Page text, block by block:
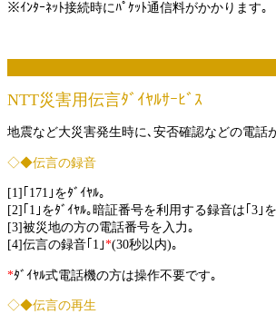
※ｲﾝﾀｰﾈｯﾄ接続時にﾊﾟｹｯﾄ通信料がかかります｡
NTT災害用伝言ﾀﾞｲﾔﾙｻｰﾋﾞｽ
地震など大災害発生時に､安否確認などの電話
◇◆伝言の録音
[1]｢171｣をﾀﾞｲﾔﾙ｡
[2]｢1｣をﾀﾞｲﾔﾙ｡暗証番号を利用する録音は｢3｣を
[3]被災地の方の電話番号を入力｡
[4]伝言の録音｢1｣*(30秒以内)｡
*ﾀﾞｲﾔﾙ式電話機の方は操作不要です｡
◇◆伝言の再生